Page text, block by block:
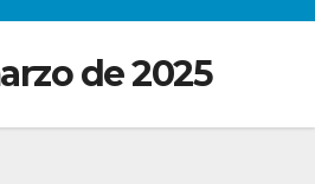
de 2025